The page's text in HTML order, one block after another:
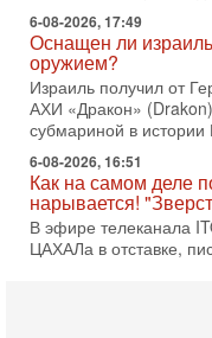
6-08-2026, 17:49
Оснащен ли
оружием?
Израиль получил от
АХИ «Дракон»
субмариной в
6-08-2026, 16:51
Как на самом деле
нарывается!
В эфире телеканала
ЦАХАЛа в отставке,